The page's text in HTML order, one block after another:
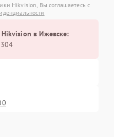
Hikvision, Вы соглашаетесь с
Hikvision в Ижевске:
304